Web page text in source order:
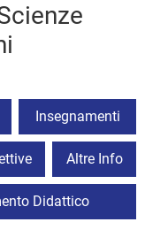
Insegnamenti
Altre Info
Didattico